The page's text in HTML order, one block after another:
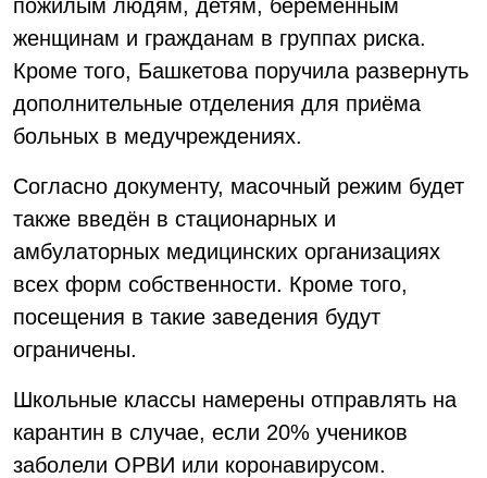
пожилым людям, детям, беременным
женщинам и гражданам в группах риска.
Кроме того, Башкетова поручила развернуть
дополнительные отделения для приёма
больных в медучреждениях.
Согласно документу, масочный режим будет
также введён в стационарных и
амбулаторных медицинских организациях
всех форм собственности. Кроме того,
посещения в такие заведения будут
ограничены.
Школьные классы намерены отправлять на
карантин в случае, если 20% учеников
заболели ОРВИ или коронавирусом.